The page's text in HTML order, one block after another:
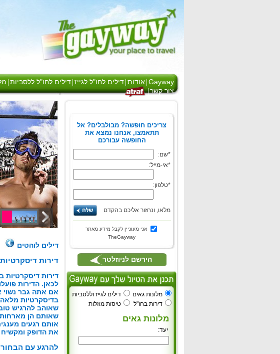
Gayway
|אודות|דילים לחו"ל לגייז|דילים לחו"ל ללסביות|
צור קשר|
צריכים חופשה? מבולבלים? אל
תתאמצו, אנחנו נמצא את
החופשה עבורכם
*שם:
*אי-מייל:
*טלפון:
מלאו, ונחזור אליכם בהקדם
אני מעוניין לקבל מידע מאתר
TheGayway
הירשם לניוזלטר
מלונות גאים
דילים לגייז וללסביות
דירות בחו"ל
טיסות מוזלות
מלונות גאים
יעד:
Stiges
חופשת חוף בעיירה
הגאה!
דילים לוהטים
דירות דיסקרטיות בחיפה
דירות
אם אתה גבר נשוי
בדיסקרטיות מלאה.
שאוהב להרגיש
שאותם הן
אותם רגעים
את הדופק
להרגע עם